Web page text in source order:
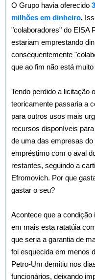
O Grupo havia oferecido
milhões em dinheiro.
"colaboradores" do EISA
estariam emprestando
consequentemente
que ao fim não está
Tendo perdido a licitação o
teoricamente passaria a
para outros usos mais
recursos disponíveis
de uma das empresas
empréstimo com o aval
restantes, seguindo a
Efromovich. Por que
gastar o seu?
Acontece que a condição
em mais esta ratatúia
que seria a garantia de
foi esquecida em menos
Petro-Um demitiu nos
funcionários, deixando